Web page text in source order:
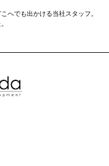
へでも出かける当社スタッフ。